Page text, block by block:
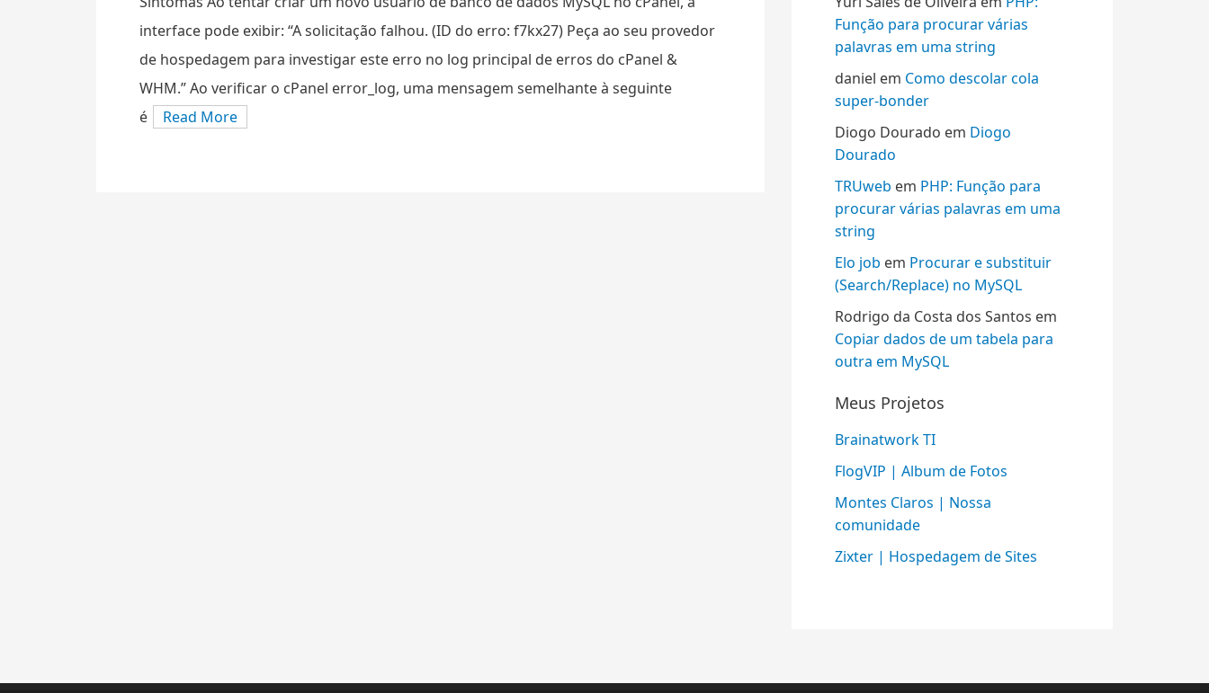
interface pode exibir: “A solicitação falhou. (ID do erro: f7kx27) Peça ao seu provedor
de hospedagem para investigar este erro no log principal de erros do cPanel &
WHM.” Ao verificar o cPanel error_log, uma mensagem semelhante à seguinte
é
Read More
Função para procurar várias
palavras em uma string
daniel em Como descolar cola
super-bonder
Diogo Dourado em Diogo
Dourado
TRUweb em PHP: Função para
procurar várias palavras em uma
string
Elo job em Procurar e substituir
(Search/Replace) no MySQL
Rodrigo da Costa dos Santos em
Copiar dados de um tabela para
outra em MySQL
Meus Projetos
Brainatwork TI
FlogVIP | Album de Fotos
Montes Claros | Nossa
comunidade
Zixter | Hospedagem de Sites